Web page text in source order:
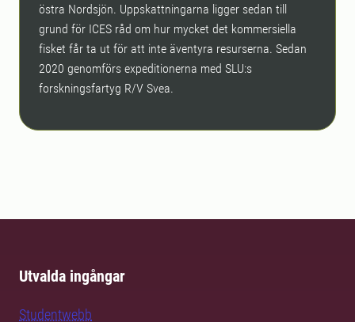
östra Nordsjön. Uppskattningarna ligger sedan till
grund för ICES råd om hur mycket det kommersiella
fisket får ta ut för att inte äventyra resurserna. Sedan
2020 genomförs expeditionerna med SLU:s
forskningsfartyg R/V Svea.
Utvalda ingångar
Studentwebb